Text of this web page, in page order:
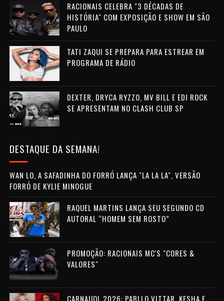
RACIONAIS CELEBRA "3 DÉCADAS DE
HISTÓRIA" COM EXPOSIÇÃO E SHOW EM SÃO
PAULO
TATI ZAQUI SE PREPARA PARA ESTREAR EM
PROGRAMA DE RÁDIO
DEXTER, DRYCA RYZZO, MV BILL E EDI ROCK
SE APRESENTAM NO CLASH CLUB SP
DESTAQUE DA SEMANA!
WAN LO, A SAFADINHA DO FORRÓ LANÇA "LA LA LA", VERSÃO
FORRÓ DE KYLIE MINOGUE
RAQUEL MARTINS LANÇA SEU SEGUNDO CD
AUTORAL “HOMEM SEM ROSTO”
PROMOÇÃO: RACIONAIS MC'S "CORES &
VALORES"
CARNAUOL 2026: PABLLO VITTAR, KESHA E